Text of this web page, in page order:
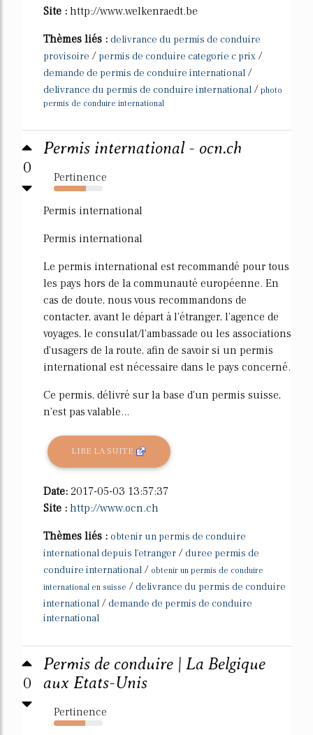
Site : http://www.welkenraedt.be
Thèmes liés : delivrance du permis de conduire
provisoire / permis de conduire categorie c prix /
demande de permis de conduire international /
delivrance du permis de conduire international / photo
permis de conduire international
0
Permis international - ocn.ch
Pertinence
65%
Permis international
Permis international
Le permis international est recommandé pour tous
les pays hors de la communauté européenne. En
cas de doute, nous vous recommandons de
contacter, avant le départ à l'étranger, l'agence de
voyages, le consulat/l'ambassade ou les associations
d'usagers de la route, afin de savoir si un permis
international est nécessaire dans le pays concerné.
Ce permis, délivré sur la base d'un permis suisse,
n'est pas valable...
LIRE LA SUITE
Date: 2017-05-03 13:57:37
Site : http://www.ocn.ch
Thèmes liés : obtenir un permis de conduire
international depuis l'etranger / duree permis de
conduire international / obtenir un permis de conduire
international en suisse / delivrance du permis de conduire
international / demande de permis de conduire
international
0
Permis de conduire | La Belgique
aux Etats-Unis
Pertinence
64%